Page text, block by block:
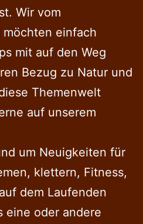
Wir vom
einfach
mit auf den Weg
Bezug zu Natur und
Themenwelt
auf unserem
um Neuigkeiten für
klettern, Fitness,
dem Laufenden
eine oder andere